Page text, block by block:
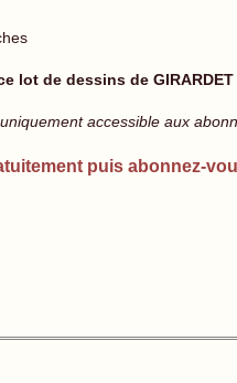
lot de dessins de GIRARDET
accessible aux
puis abonnez-